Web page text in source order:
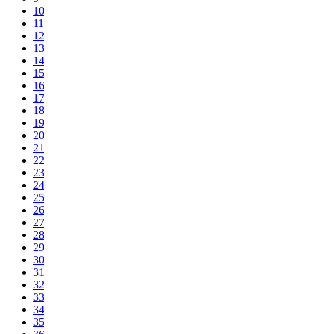
10
11
12
13
14
15
16
17
18
19
20
21
22
23
24
25
26
27
28
29
30
31
32
33
34
35